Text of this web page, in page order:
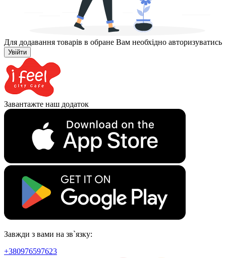
Для додавання товарів в обране Вам необхідно авторизуватись
Увійти
Завантажте наш додаток
Завжди з вами на зв`язку:
+380976597623